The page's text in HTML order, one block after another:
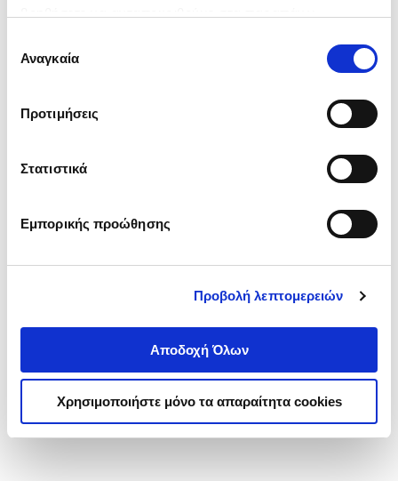
ενδιαφέρουν και να επιλέξετε από τα παρακάτω με την
΄΄και να ενημερωθείτε σχετικά με
συγκατάθεσης
Αναγκαία
Προτιμήσεις
Στατιστικά
Εμπορικής προώθησης
Προβολή λεπτομερειών
Αποδοχή Όλων
Χρησιμοποιήστε μόνο τα απαραίτητα cookies